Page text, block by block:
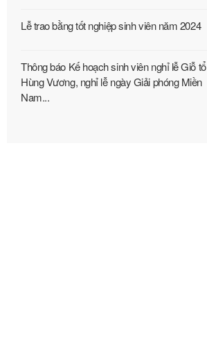
Lễ trao bằng tốt nghiệp sinh viên năm 2024
Thông báo Kế hoạch sinh viên nghỉ lễ Giỗ tổ
Hùng Vương, nghỉ lễ ngày Giải phóng Miền
Nam...